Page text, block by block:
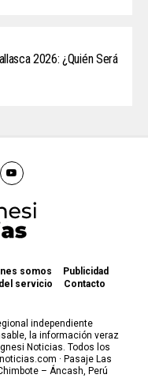
2026: ¿Quién Será
somos
Publicidad
servicio
Contacto
independiente
la información veraz
Noticias. Todos los
· Pasaje Las
– Áncash, Perú